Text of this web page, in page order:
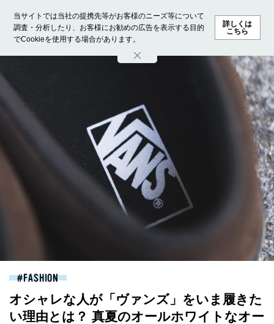
当サイトでは当社の提携先等がお客様のニーズ等について
調査・分析したり、お客様にお勧めの広告を表示する目的
でCookieを使用する場合があります。
詳しくは
こちら
ホーム モデル募集 ランキング ファッション ビューテ
FASHION
オシャレな人が「ヴァンズ」をいま履きた
い理由とは？ 真夏のオールホワイトなオー